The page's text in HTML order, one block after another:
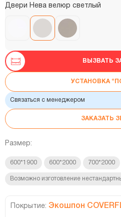
Двери Нева велюр светлый
ВЫЗВАТЬ
УСТАНОВКА
Связаться с менеджером
ЗАКАЗАТЬ
Размер:
600*1900 600*2000 700*2000
Возможно изготовление
Покрытие: Экошпон